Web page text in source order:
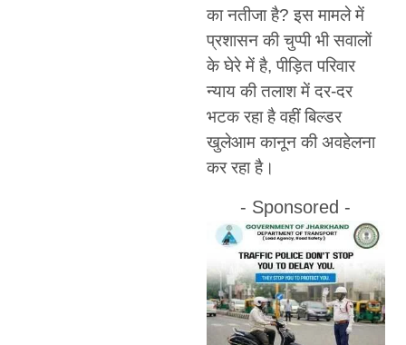
का नतीजा है? इस मामले में
प्रशासन की चुप्पी भी सवालों
के घेरे में है, पीड़ित परिवार
न्याय की तलाश में दर-दर
भटक रहा है वहीं बिल्डर
खुलेआम कानून की अवहेलना
कर रहा है।
- Sponsored -